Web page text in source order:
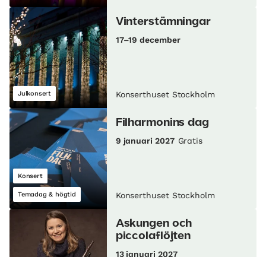
Julkonsert
Vinterstämningar
17–19 december
Konserthuset Stockholm
Konsert
Temadag & högtid
Filharmonins dag
9 januari 2027 Gratis
Konserthuset Stockholm
Askungen och
piccolaflöjten
13 januari 2027